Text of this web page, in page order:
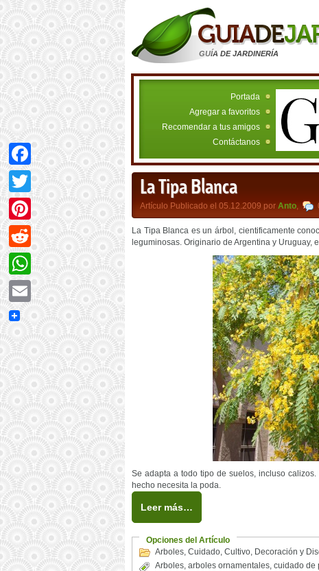
GUÍA DE JARDINERÍA
Portada
Agregar a favoritos
Recomendar a tus amigos
Contáctanos
La Tipa Blanca
Artículo Publicado el 05.12.2009 por Anto,
La Tipa Blanca es un árbol, cientificamente
leguminosas. Originario de Argentina y Uruguay,
Se adapta a todo tipo de suelos, incluso
hecho necesita la poda.
Leer más…
Opciones del Artículo
Arboles, Cuidado, Cultivo, Decoración y
Arboles, arboles ornamentales, cuidado de
Facebook
Twitter
Pinterest
Reddit
WhatsApp
Email